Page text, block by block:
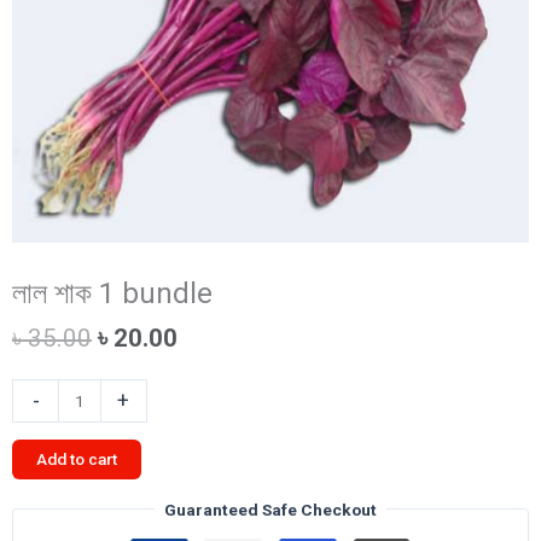
লাল শাক 1 bundle
৳35.00 Original
was:
৳ 35.00.
৳ 20.00
-
শাক
1
bundle
+
Add to cart
Guaranteed Safe Checkout